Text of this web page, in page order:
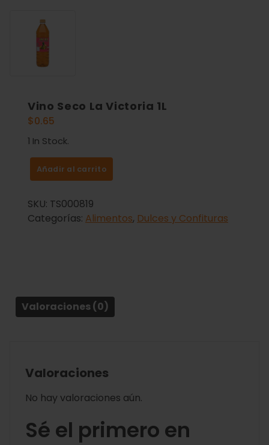
Vino Seco La Victoria 1L
$0.65
1 In Stock.
Añadir al carrito
SKU: TS000819
Categorías: Alimentos, Dulces y Confituras
Valoraciones (0)
Valoraciones
No hay valoraciones aún.
Sé el primero en